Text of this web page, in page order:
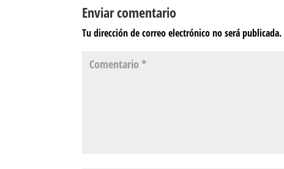
Enviar comentario
Tu dirección de correo electrónico no será publicada.